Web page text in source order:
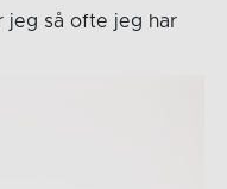
jeg så ofte jeg har